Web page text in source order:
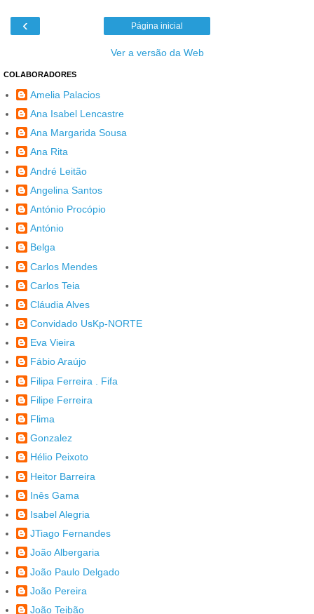
‹ Página inicial
Ver a versão da Web
COLABORADORES
Amelia Palacios
Ana Isabel Lencastre
Ana Margarida Sousa
Ana Rita
André Leitão
Angelina Santos
António Procópio
António
Belga
Carlos Mendes
Carlos Teia
Cláudia Alves
Convidado UsKp-NORTE
Eva Vieira
Fábio Araújo
Filipa Ferreira . Fifa
Filipe Ferreira
Flima
Gonzalez
Hélio Peixoto
Heitor Barreira
Inês Gama
Isabel Alegria
JTiago Fernandes
João Albergaria
João Paulo Delgado
João Pereira
João Teibão